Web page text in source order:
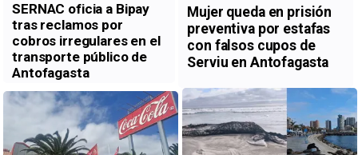
SERNAC oficia a Bipay
tras reclamos por
cobros irregulares en el
transporte público de
Antofagasta
Mujer queda en prisión
preventiva por estafas
con falsos cupos de
Serviu en Antofagasta